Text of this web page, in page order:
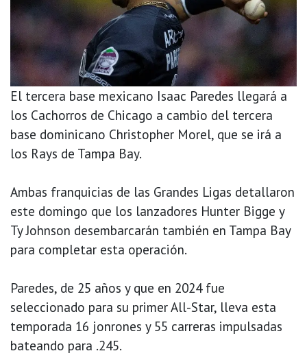
El tercera base mexicano Isaac Paredes llegará a
los Cachorros de Chicago a cambio del tercera
base dominicano Christopher Morel, que se irá a
los Rays de Tampa Bay.
Ambas franquicias de las Grandes Ligas detallaron
este domingo que los lanzadores Hunter Bigge y
Ty Johnson desembarcarán también en Tampa Bay
para completar esta operación.
Paredes, de 25 años y que en 2024 fue
seleccionado para su primer All-Star, lleva esta
temporada 16 jonrones y 55 carreras impulsadas
bateando para .245.